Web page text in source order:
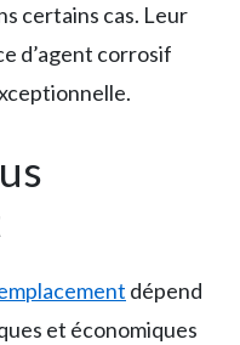
certains cas. Leur
d’agent corrosif
dépend
et économiques